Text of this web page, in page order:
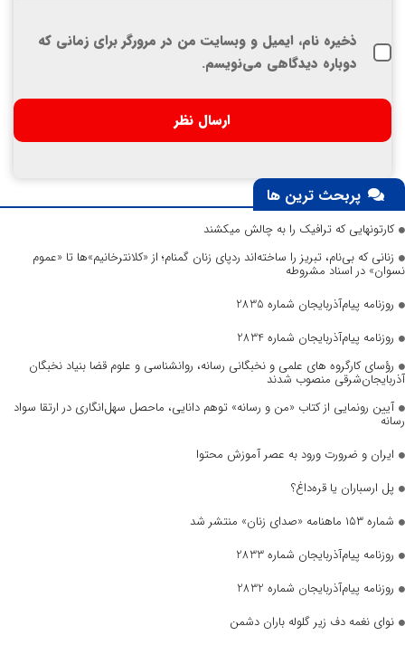
ذخیره نام، ایمیل و وبسایت من در مرورگر برای زمانی که
دوباره دیدگاهی می‌نویسم.
پربحث ترین ها
کارتونهایی که ترافیک را به چالش میکشند
زنانی که بی‌نام، تبریز را ساخته‌اند ردپای زنان گمنام؛ از «کلانترخانیم»ها تا «عموم
نسوان» در اسناد مشروطه
روزنامه پیام‌آذربایجان شماره 2835
روزنامه پیام‌آذربایجان شماره 2834
رؤسای کارگروه های علمی و نخبگانی رسانه، روانشناسی و علوم قضا بنیاد نخبگان
آذربایجان‌شرقی منصوب شدند
آیین رونمایی از کتاب «من و رسانه» توهم دانایی، ماحصل سهل‌انگاری در ارتقا سواد
رسانه
ایران و ضرورت ورود به عصر آموزش محتوا
پل ارسباران یا قره‌داغ؟
شماره ۱۵۳ ماهنامه «صدای زنان» منتشر شد
روزنامه پیام‌آذربایجان شماره 2833
روزنامه پیام‌آذربایجان شماره 2832
نوای نغمه دف زیر گلوله باران دشمن